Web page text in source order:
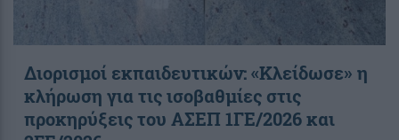
Διορισμοί εκπαιδευτικών: «Κλείδωσε» η
κλήρωση για τις ισοβαθμίες στις
προκηρύξεις του ΑΣΕΠ 1ΓΕ/2026 και